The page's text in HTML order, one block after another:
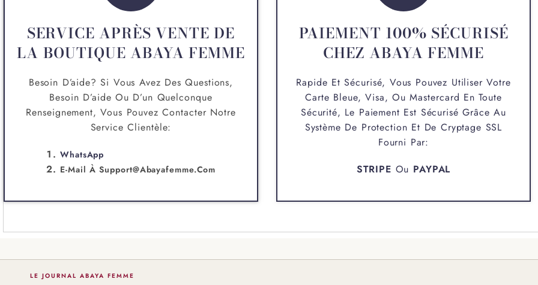
SERVICE APRÈS VENTE DE
LA BOUTIQUE ABAYA FEMME
Besoin D’aide? Si Vous Avez Des Questions,
Besoin D’aide Ou D’un Quelconque
Renseignement, Vous Pouvez Contacter Notre
Service Clientèle:
WhatsApp
E-Mail ÀSupport@abayafemme.com
PAIEMENT 100% SÉCURISÉ
CHEZ ABAYA FEMME
Rapide Et Sécurisé, Vous Pouvez Utiliser Votre
Carte Bleue, Visa, Ou Mastercard En Toute
Sécurité, Le Paiement Est Sécurisé Grâce Au
Système De Protection Et De Cryptage SSL
Fourni Par:
STRIPE Ou PAYPAL
LE JOURNAL ABAYA FEMME